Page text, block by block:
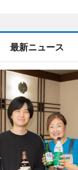
最新ニュース